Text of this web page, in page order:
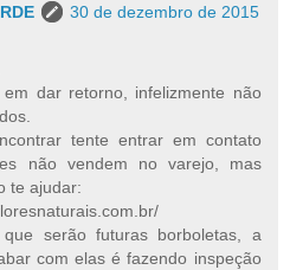
30 de dezembro de 2015
dar retorno, infelizmente não
tente entrar em contato
não vendem no varejo, mas
te ajudar:
serão futuras borboletas, a
com elas é fazendo inspeção